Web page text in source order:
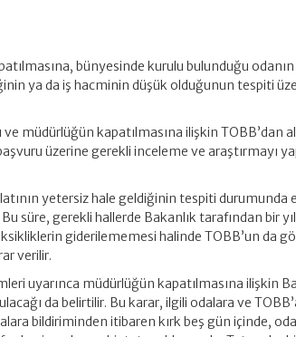
bünyesinde kurulu bulunduğu
ya da iş hacminin düşük olduğunun tespiti
müdürlüğün kapatılmasına ilişkin TOBB’dan
üzerine gerekli inceleme ve araştırmayı
yetersiz hale geldiğinin tespiti durumunda
süre, gerekli hallerde Bakanlık tarafından bir
giderilememesi halinde TOBB’un da
verilir.
uyarınca müdürlüğün kapatılmasına ilişkin
da belirtilir. Bu karar, ilgili odalara ve
bildiriminden itibaren kırk beş gün içinde,